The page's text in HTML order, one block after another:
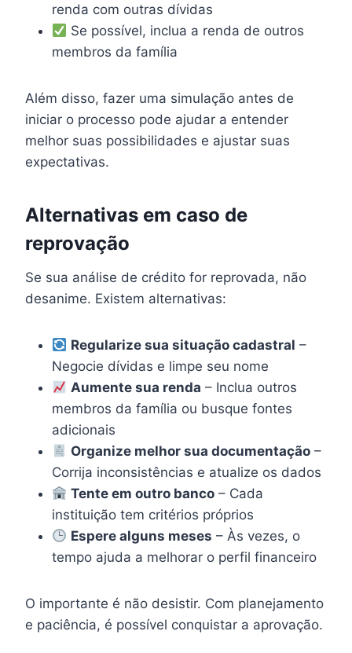
renda com outras dívidas
Se possível, inclua a renda de outros
membros da família
Além disso, fazer uma simulação antes de
iniciar o processo pode ajudar a entender
melhor suas possibilidades e ajustar suas
expectativas.
Alternativas em caso de
reprovação
Se sua análise de crédito for reprovada, não
desanime. Existem alternativas:
Regularize sua situação cadastral –
Negocie dívidas e limpe seu nome
Aumente sua renda – Inclua outros
membros da família ou busque fontes
adicionais
Organize melhor sua documentação –
Corrija inconsistências e atualize os dados
Tente em outro banco – Cada
instituição tem critérios próprios
Espere alguns meses – Às vezes, o
tempo ajuda a melhorar o perfil financeiro
O importante é não desistir. Com planejamento
e paciência, é possível conquistar a aprovação.